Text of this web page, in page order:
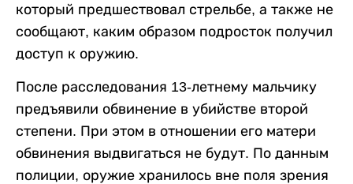
который предшествовал стрельбе, а также не
сообщают, каким образом подросток получил
доступ к оружию.
После расследования 13-летнему мальчику
предъявили обвинение в убийстве второй
степени. При этом в отношении его матери
обвинения выдвигаться не будут. По данным
полиции, оружие хранилось вне поля зрения